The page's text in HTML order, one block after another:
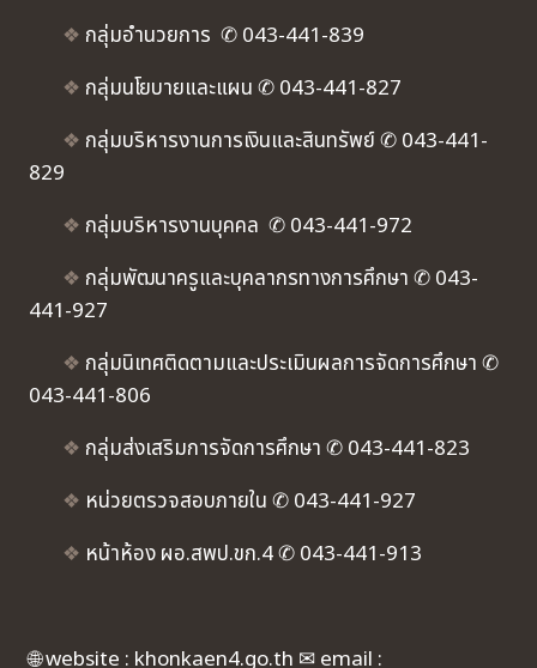
❖ กลุ่มอำนวยการ ✆ 043-441-839
❖ กลุ่มนโยบายและแผน ✆ 043-441-827
❖ กลุ่มบริหารงานการเงินและสินทรัพย์ ✆ 043-441-
829
❖ กลุ่มบริหารงานบุคคล ✆ 043-441-972
❖ กลุ่มพัฒนาครูและบุคลากรทางการศึกษา ✆ 043-
441-927
❖ กลุ่มนิเทศติดตามและประเมินผลการจัดการศึกษา ✆
043-441-806
❖ กลุ่มส่งเสริมการจัดการศึกษา ✆ 043-441-823
❖ หน่วยตรวจสอบภายใน ✆ 043-441-927
❖ หน้าห้อง ผอ.สพป.ขก.4 ✆ 043-441-913
🌐 website : khonkaen4.go.th ✉ email :